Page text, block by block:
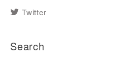
Twitter
Search